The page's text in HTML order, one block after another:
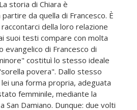
storia di Chiara è
da quella di Francesco. È
della loro relazione
suoi testi compare con molta
evangelico di Francesco di
costituì lo stesso ideale
povera". Dallo stesso
una forma propria, adeguata
femminile, mediante la
San Damiano. Dunque: due volti